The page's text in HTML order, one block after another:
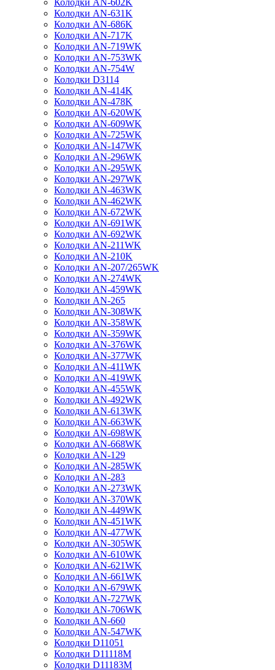
Колодки AN-602K
Колодки AN-631K
Колодки AN-686K
Колодки AN-717K
Колодки AN-719WK
Колодки AN-753WK
Колодки AN-754W
Колодки D3114
Колодки AN-414K
Колодки AN-478K
Колодки AN-620WK
Колодки AN-609WK
Колодки AN-725WK
Колодки AN-147WK
Колодки AN-296WK
Колодки AN-295WK
Колодки AN-297WK
Колодки AN-463WK
Колодки AN-462WK
Колодки AN-672WK
Колодки AN-691WK
Колодки AN-692WK
Колодки AN-211WK
Колодки AN-210K
Колодки AN-207/265WK
Колодки AN-274WK
Колодки AN-459WK
Колодки AN-265
Колодки AN-308WK
Колодки AN-358WK
Колодки AN-359WK
Колодки AN-376WK
Колодки AN-377WK
Колодки AN-411WK
Колодки AN-419WK
Колодки AN-455WK
Колодки AN-492WK
Колодки AN-613WK
Колодки AN-663WK
Колодки AN-698WK
Колодки AN-668WK
Колодки AN-129
Колодки AN-285WK
Колодки AN-283
Колодки AN-273WK
Колодки AN-370WK
Колодки AN-449WK
Колодки AN-451WK
Колодки AN-477WK
Колодки AN-305WK
Колодки AN-610WK
Колодки AN-621WK
Колодки AN-661WK
Колодки AN-679WK
Колодки AN-727WK
Колодки AN-706WK
Колодки AN-660
Колодки AN-547WK
Колодки D11051
Колодки D11118M
Колодки D11183M